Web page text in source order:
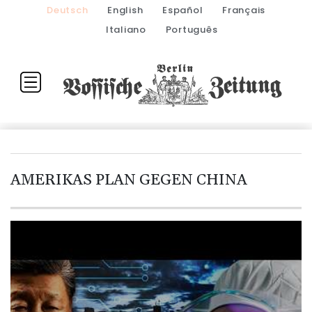
Deutsch English Español
Français
Italiano
Português
AMERIKAS PLAN GEGEN CHINA